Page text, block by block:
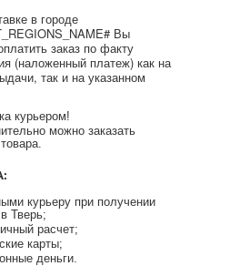
в городе
Вы
заказ по факту
(наложенный платеж) как на
так и на указанном
курьером!
можно заказать
курьеру при получении
Тверь;
расчет;
карты;
деньги.